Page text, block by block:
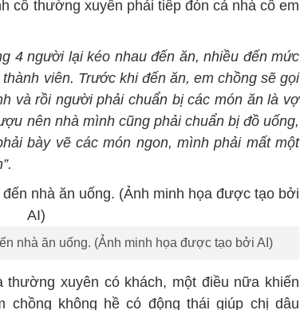
cô thường xuyên phải tiếp đón cả nhà cô em
4 người lại kéo nhau đến ăn, nhiều đến mức
viên. Trước khi đến ăn, em chồng sẽ gọi
và rồi người phải chuẩn bị các món ăn là vợ
nên nhà mình cũng phải chuẩn bị đồ uống,
bày vẽ các món ngon, mình phải mất một
nhà ăn uống. (Ảnh minh họa được tạo bởi AI)
thường xuyên có khách, một điều nữa khiến
không hề có động thái giúp chị dâu